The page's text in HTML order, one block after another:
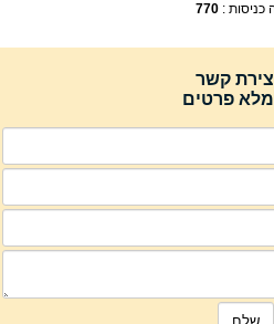
כניסות : 770
קשר
פרטים